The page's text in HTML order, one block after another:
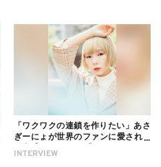
INTERVIEW
「ワクワクの連鎖を作りたい」あさ
ぎーにょが世界のファンに愛される